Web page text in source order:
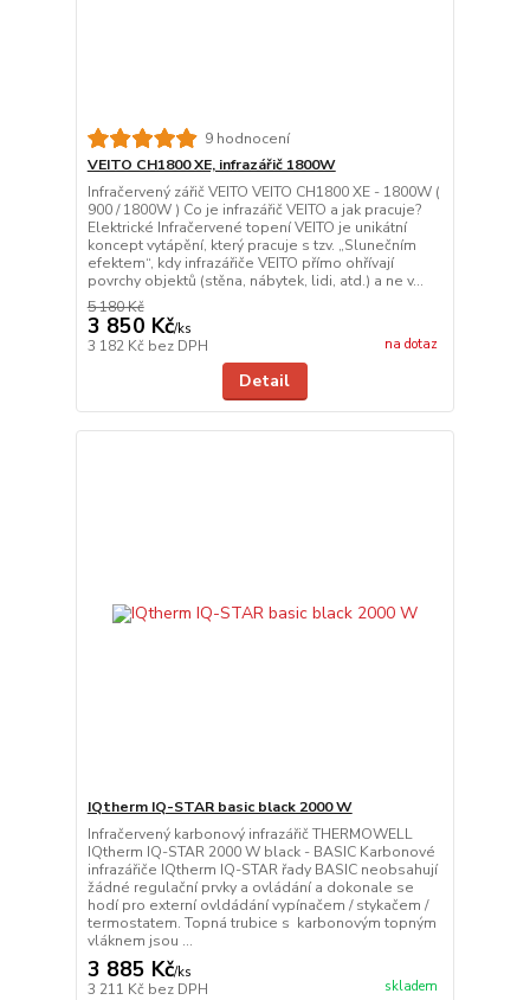
9 hodnocení
VEITO CH1800 XE, infrazářič 1800W
Infračervený zářič VEITO VEITO CH1800 XE - 1800W (
900 / 1800W ) Co je infrazářič VEITO a jak pracuje?
Elektrické Infračervené topení VEITO je unikátní
koncept vytápění, který pracuje s tzv. „Slunečním
efektem“, kdy infrazářiče VEITO přímo ohřívají
povrchy objektů (stěna, nábytek, lidi, atd.) a ne v...
5 180 Kč
3 850 Kč/ks
3 182 Kč bez DPH na dotaz
Detail
IQtherm IQ-STAR basic black 2000 W
Infračervený karbonový infrazářič THERMOWELL
IQtherm IQ-STAR 2000 W black - BASIC Karbonové
infrazářiče IQtherm IQ-STAR řady BASIC neobsahují
žádné regulační prvky a ovládání a dokonale se
hodí pro externí ovldádání vypínačem / stykačem /
termostatem. Topná trubice s karbonovým topným
vláknem jsou ...
3 885 Kč/ks
3 211 Kč bez DPH skladem